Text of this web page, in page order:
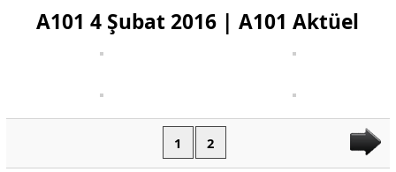
A101 4 Şubat 2016 | A101 Aktüel
1 2